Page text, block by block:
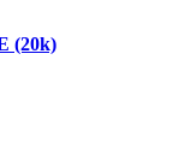
(20k)